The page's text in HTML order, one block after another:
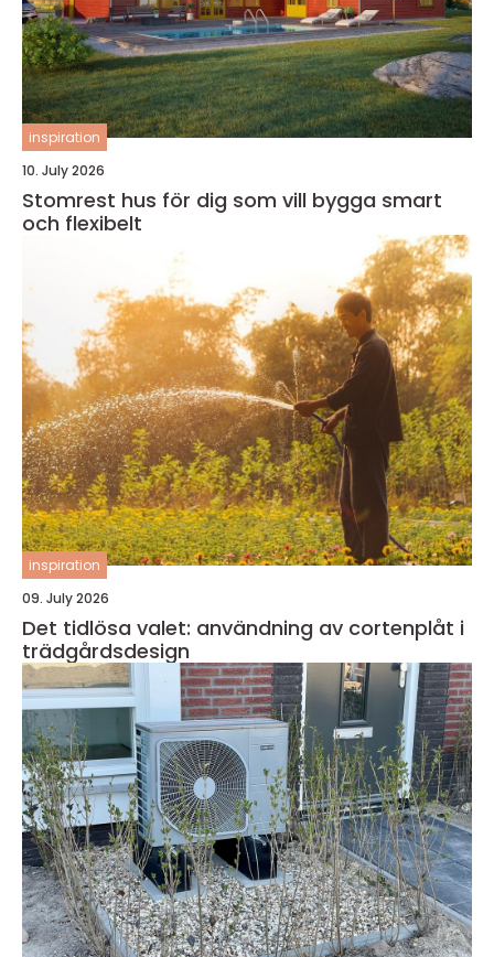
inspiration
10. July 2026
Stomrest hus för dig som vill bygga smart
och flexibelt
inspiration
09. July 2026
Det tidlösa valet: användning av cortenplåt i
trädgårdsdesign